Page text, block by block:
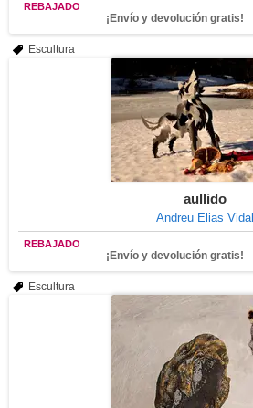
REBAJADO
¡Envío y devolución gratis!
Escultura
aullido
Andreu Elias Vidal
REBAJADO
¡Envío y devolución gratis!
Escultura